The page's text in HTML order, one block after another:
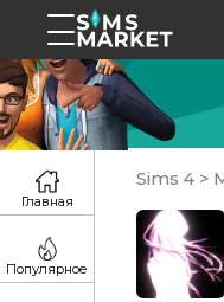
Sims 4 >
Главная
Популярное